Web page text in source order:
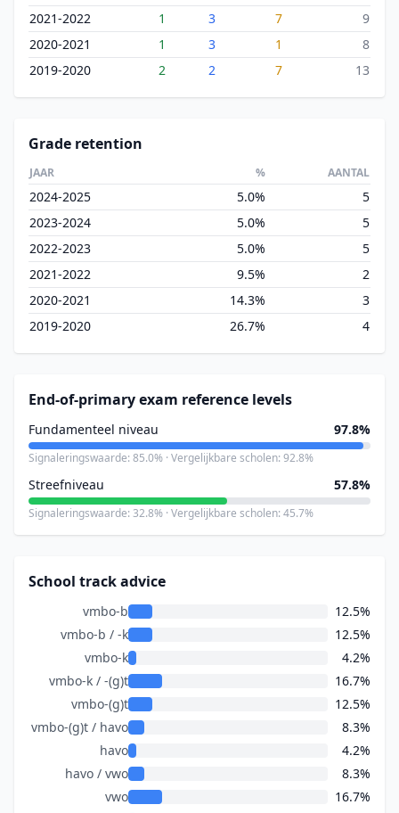
2021-2022
1 3 7
9
2020-2021
1 3 1
8
2019-2020
2 2 7 13
Grade retention
JAAR % AANTAL
2024-2025 5.0%
5
2023-2024
5.0%
5
2022-2023
5.0%
5
2021-2022
9.5%
2
2020-2021
14.3%
3
2019-2020
26.7% 4
End-of-primary exam reference levels
Fundamenteel niveau 97.8%
Signaleringswaarde: 85.0% · Vergelijkbare scholen: 92.8%
Streefniveau 57.8%
Signaleringswaarde: 32.8% · Vergelijkbare scholen: 45.7%
School track advice
vmbo-b
12.5%
vmbo-b / -k
12.5%
vmbo-k
4.2%
vmbo-k / -(g)t
16.7%
vmbo-(g)t
12.5%
vmbo-(g)t / havo
8.3%
havo
4.2%
havo / vwo
8.3%
vwo
16.7%